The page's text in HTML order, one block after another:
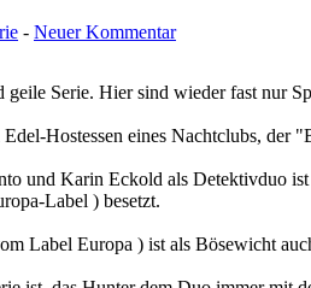
- Neuer Kommentar
geile Serie. Hier sind wieder fast nur
Hostessen eines Nachtclubs, der
und Karin Eckold als Detektivduo
Label ) besetzt.
Label Europa ) ist als Bösewicht